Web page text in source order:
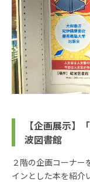
【企画展示
波図書館
２階の企画コーナー
インとした本を紹介